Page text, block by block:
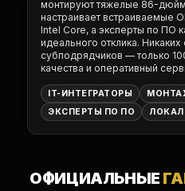
монтируют тяжелые 86-
настраивает встраиваемые
Intel Core, а эксперты по ПО
идеального отклика. Никаких
субподрядчиков — только
качества и оперативный
IT-ИНТЕГРАТОРЫ
ЭКСПЕРТЫ ПО ПО
ОФИЦИАЛЬНЫЕ